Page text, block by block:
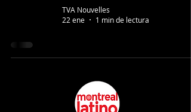
TVA Nouvelles
22 ene
1 min de lectura